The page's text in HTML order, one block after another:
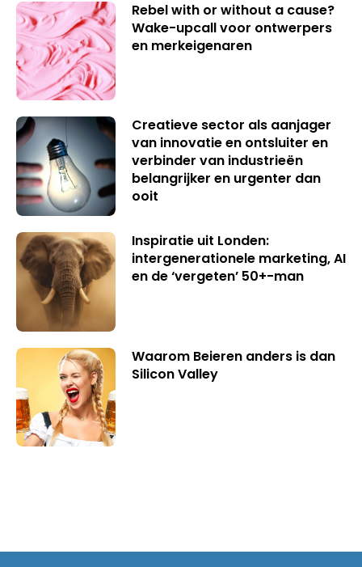
Rebel with or without a cause?
Wake-upcall voor ontwerpers
en merkeigenaren
Creatieve sector als aanjager
van innovatie en ontsluiter en
verbinder van industrieën
belangrijker en urgenter dan
ooit
Inspiratie uit Londen:
intergenerationele marketing, AI
en de ‘vergeten’ 50+-man
Waarom Beieren anders is dan
Silicon Valley